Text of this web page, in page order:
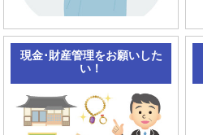
現金･財産管理をお願いした
い！